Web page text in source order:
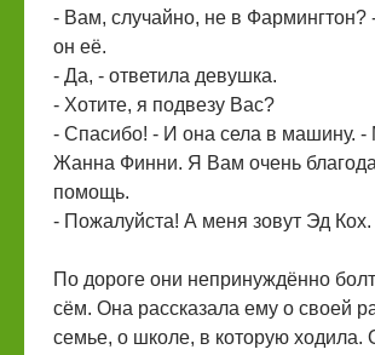
- Вам, случайно, не в Фармингтон?
он её.
- Да, - ответила девушка.
- Хотите, я подвезу Вас?
- Спасибо! - И она села в машину. -
Жанна Финни. Я Вам очень
помощь.
- Пожалуйста! А меня зовут Эд Кох.
По дороге они непринуждённо
сём. Она рассказала ему о своей
семье, о школе, в которую ходила.